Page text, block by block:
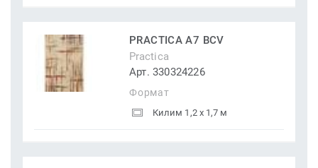
PRACTICA A7 BCV
Practica
Арт. 330324226
Формат
Килим 1,2 x 1,7 м